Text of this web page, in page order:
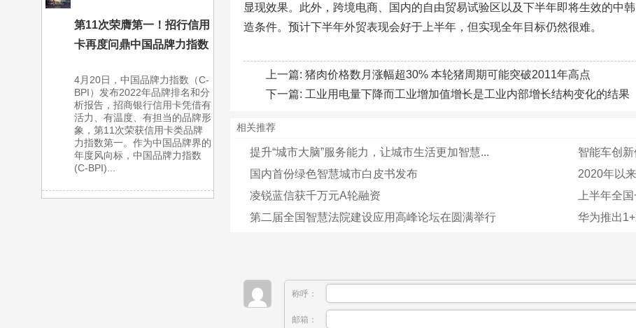
第11次荣膺第一！招行信用
卡再度问鼎中国品牌力指数
4月20日，中国品牌力指数（C-
BPI）发布2022年品牌排名和分
析报告，招商银行信用卡凭借有
活力、有温度、有担当的品牌形
象，第11次荣获信用卡类品牌
力指数第一。作为中国品牌界的
年度风向标，中国品牌力指数
(C-BPI)...
显现效果。此外，跨境电商、国内的自由贸易试验区以及下半年即将生效的中
造条件。预计下半年外贸表现会好于上半年，但实现全年目标仍然很难。
上一篇: 猪肉价格数月涨幅超30% 本轮猪周期可能突破2011年高点
下一篇: 工业用电量下降而工业增加值增长是工业内部增长结构变化的结果
相关推荐
提升“城市大脑”服务能力，让城市生活更加智慧...
智能车创
国内首份绿色智慧城市白皮书发布
2020年以
凌锐蓝信获千万元A轮融资
上半年全
第二届全国智慧法院建设应用高峰论坛在圆满举行
华为推出
称呼：
邮箱：